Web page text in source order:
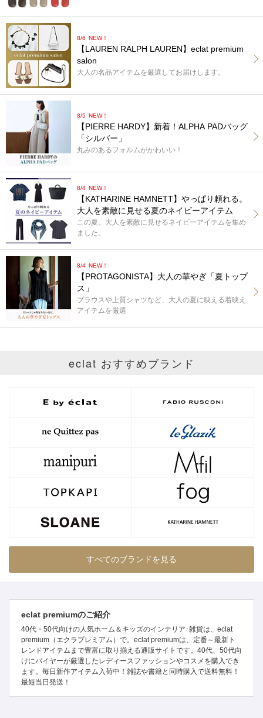
8/6 NEW！
【LAUREN RALPH LAUREN】eclat premium
salon
大人の名品アイテムを厳選してお届けします。
8/5 NEW！
【PIERRE HARDY】新着！ALPHA PADバッグ
「シルバー」
丸みのあるフォルムがかわいい！
8/4 NEW！
【KATHARINE HAMNETT】やっぱり頼れる。
大人を素敵に見せる夏のネイビーアイテム
この夏、大人を素敵に見せるネイビーアイテムを集め
ました。
8/4 NEW！
【PROTAGONISTA】大人の華やぎ「夏トップ
ス」
ブラウスや上質シャツなど、大人の夏に映える着映え
アイテムを厳選
eclat おすすめブランド
すべてのブランドを見る
eclat premiumのご紹介
40代・50代向けの人気ホーム＆キッズのインテリア･雑貨は、eclat
premium（エクラプレミアム）で。eclat premiumは、定番～最新ト
レンドアイテムまで豊富に取り揃える通販サイトです。40代、50代向
けにバイヤーが厳選したレディースファッションやコスメを購入でき
ます。毎日新作アイテム入荷中！雑誌や書籍と同時購入で送料無料！
最短当日発送！